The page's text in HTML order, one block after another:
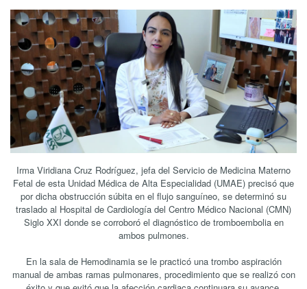
Irma Viridiana Cruz Rodríguez, jefa del Servicio de Medicina Materno
Fetal de esta Unidad Médica de Alta Especialidad (UMAE) precisó que
por dicha obstrucción súbita en el flujo sanguíneo, se determinó su
traslado al Hospital de Cardiología del Centro Médico Nacional (CMN)
Siglo XXI donde se corroboró el diagnóstico de tromboembolia en
ambos pulmones.
En la sala de Hemodinamia se le practicó una trombo aspiración
manual de ambas ramas pulmonares, procedimiento que se realizó con